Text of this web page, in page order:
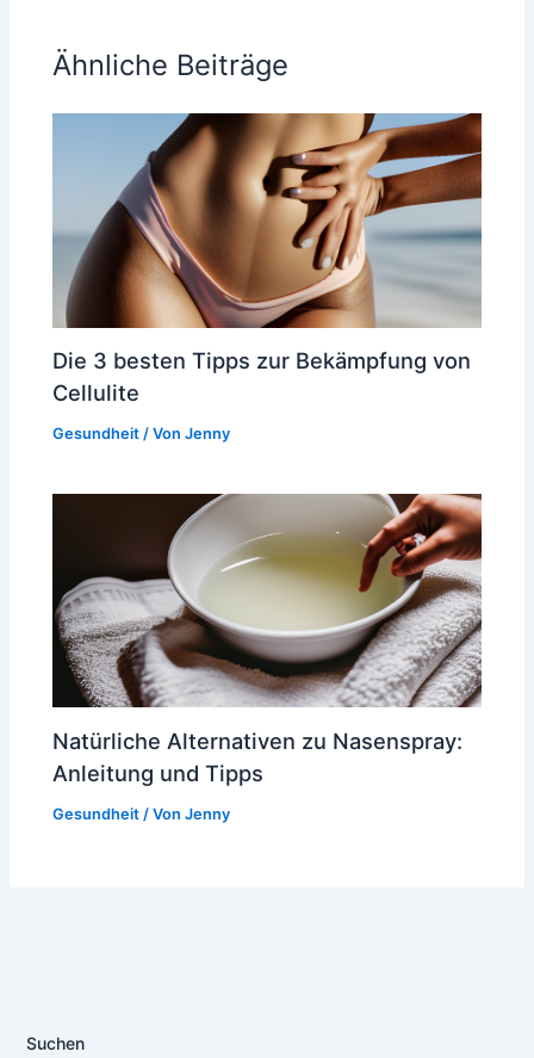
Ähnliche Beiträge
Die 3 besten Tipps zur Bekämpfung von
Cellulite
Gesundheit / VonJenny
Natürliche Alternativen zu Nasenspray:
Anleitung und Tipps
Gesundheit / VonJenny
Suchen